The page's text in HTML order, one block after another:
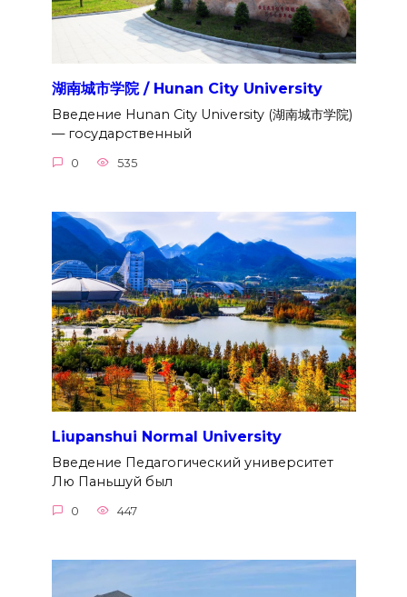
湖南城市学院 / Hunan City University
Введение Hunan City University (湖南城市学院)
— государственный
0 535
Liupanshui Normal University
Введение Педагогический университет
Лю Паньшуй был
0 447